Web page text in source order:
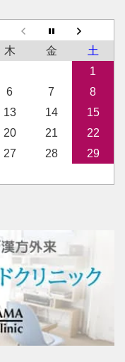
木 金
土
1
6 7
8
13 14
15
20 21
22
27 28
29